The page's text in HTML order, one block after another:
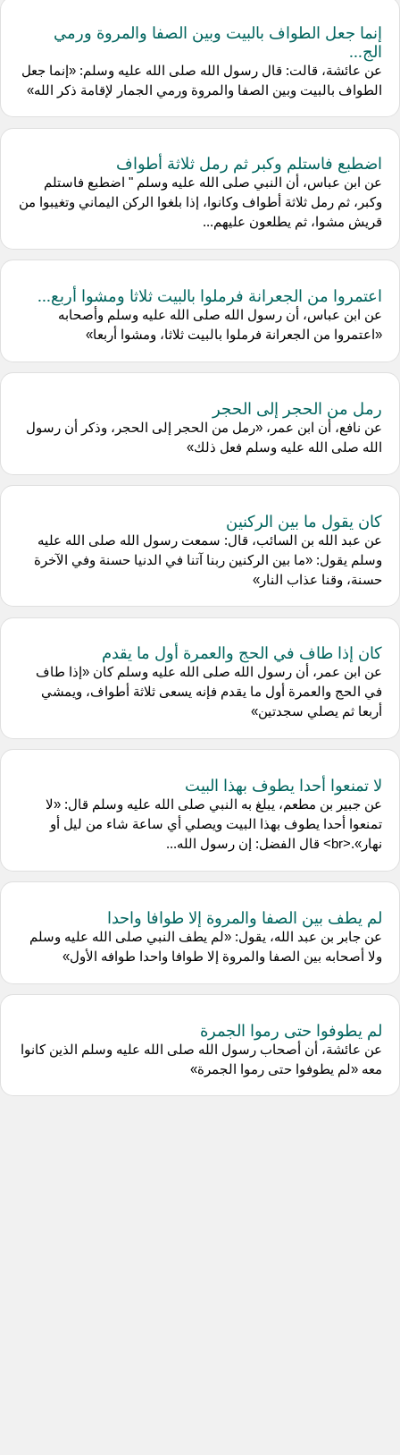
إنما جعل الطواف بالبيت وبين الصفا والمروة ورمي
الج...
عن عائشة، قالت: قال رسول الله صلى الله عليه وسلم: «إنما جعل
الطواف بالبيت وبين الصفا والمروة ورمي الجمار لإقامة ذكر الله»
اضطبع فاستلم وكبر ثم رمل ثلاثة أطواف
عن ابن عباس، أن النبي صلى الله عليه وسلم " اضطبع فاستلم
وكبر، ثم رمل ثلاثة أطواف وكانوا، إذا بلغوا الركن اليماني وتغيبوا من
قريش مشوا، ثم يطلعون عليهم...
اعتمروا من الجعرانة فرملوا بالبيت ثلاثا ومشوا أربع...
عن ابن عباس، أن رسول الله صلى الله عليه وسلم وأصحابه
«اعتمروا من الجعرانة فرملوا بالبيت ثلاثا، ومشوا أربعا»
رمل من الحجر إلى الحجر
عن نافع، أن ابن عمر، «رمل من الحجر إلى الحجر، وذكر أن رسول
الله صلى الله عليه وسلم فعل ذلك»
كان يقول ما بين الركنين
عن عبد الله بن السائب، قال: سمعت رسول الله صلى الله عليه
وسلم يقول: «ما بين الركنين ربنا آتنا في الدنيا حسنة وفي الآخرة
حسنة، وقنا عذاب النار»
كان إذا طاف في الحج والعمرة أول ما يقدم
عن ابن عمر، أن رسول الله صلى الله عليه وسلم كان «إذا طاف
في الحج والعمرة أول ما يقدم فإنه يسعى ثلاثة أطواف، ويمشي
أربعا ثم يصلي سجدتين»
لا تمنعوا أحدا يطوف بهذا البيت
عن جبير بن مطعم، يبلغ به النبي صلى الله عليه وسلم قال: «لا
تمنعوا أحدا يطوف بهذا البيت ويصلي أي ساعة شاء من ليل أو
نهار».<br> قال الفضل: إن رسول الله...
لم يطف بين الصفا والمروة إلا طوافا واحدا
عن جابر بن عبد الله، يقول: «لم يطف النبي صلى الله عليه وسلم
ولا أصحابه بين الصفا والمروة إلا طوافا واحدا طوافه الأول»
لم يطوفوا حتى رموا الجمرة
عن عائشة، أن أصحاب رسول الله صلى الله عليه وسلم الذين كانوا
معه «لم يطوفوا حتى رموا الجمرة»